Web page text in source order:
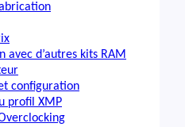
avec d’autres kits RAM
configuration
profil XMP